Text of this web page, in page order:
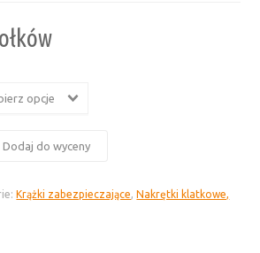
opcje
Dodaj do wyceny
Krążki zabezpieczające,Nakrętki klatkowe,